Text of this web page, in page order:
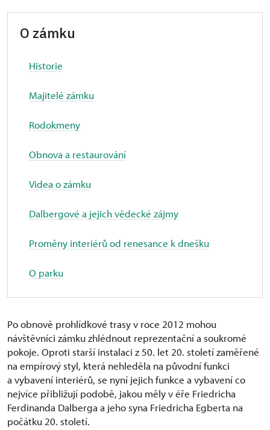
O zámku
Historie
Majitelé zámku
Rodokmeny
Obnova a restaurování
Videa o zámku
Dalbergové a jejich vědecké zájmy
Proměny interiérů od renesance k dnešku
O parku
Po obnově prohlídkové trasy v roce 2012 mohou
návštěvníci zámku zhlédnout reprezentační a soukromé
pokoje. Oproti starší instalaci z 50. let 20. století zaměřené
na empírový styl, která nehleděla na původní funkci
a vybavení interiérů, se nyní jejich funkce a vybavení co
nejvíce přibližují podobě, jakou měly v éře Friedricha
Ferdinanda Dalberga a jeho syna Friedricha Egberta na
počátku 20. století.